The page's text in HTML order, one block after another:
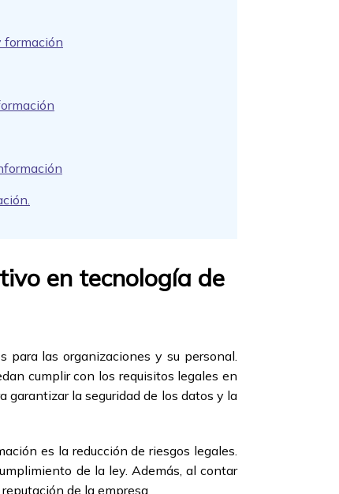
formación
en tecnología de
las organizaciones y su personal.
cumplir con los requisitos legales en
garantizar la seguridad de los datos y la
es la reducción de riesgos legales.
de la ley. Además, al contar
de la empresa.